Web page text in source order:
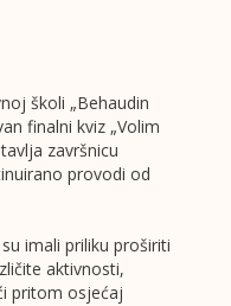
školi „Behaudin
finalni kviz „Volim
završnicu
provodi od
imali priliku proširiti
aktivnosti,
pritom osjećaj